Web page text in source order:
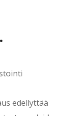
edellyttää